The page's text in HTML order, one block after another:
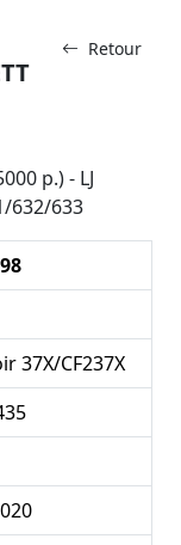
Retour
p.) - LJ
632/633
37X/CF237X